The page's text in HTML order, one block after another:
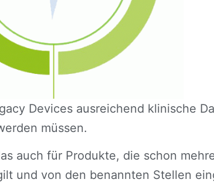
Devices ausreichend klinische
müssen.
auch für Produkte, die schon
und von den benannten Stellen